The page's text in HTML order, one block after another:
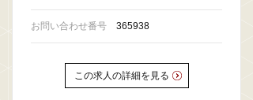
お問い合わせ番号 365938
この求人の詳細を見る